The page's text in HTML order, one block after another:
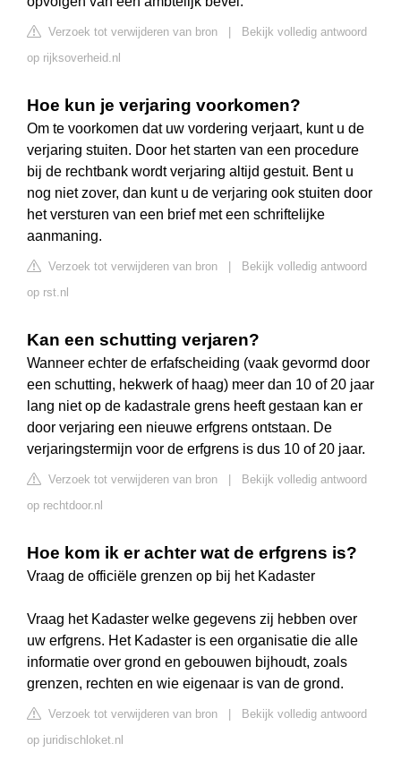
Verzoek tot verwijderen van bron
Bekijk volledig antwoord
op rijksoverheid.nl
Hoe kun je verjaring voorkomen?
Om te voorkomen dat uw vordering verjaart, kunt u de
verjaring stuiten. Door het starten van een procedure
bij de rechtbank wordt verjaring altijd gestuit. Bent u
nog niet zover, dan kunt u de verjaring ook stuiten door
het versturen van een brief met een schriftelijke
aanmaning.
Verzoek tot verwijderen van bron
Bekijk volledig antwoord
op rst.nl
Kan een schutting verjaren?
Wanneer echter de erfafscheiding (vaak gevormd door
een schutting, hekwerk of haag) meer dan 10 of 20 jaar
lang niet op de kadastrale grens heeft gestaan kan er
door verjaring een nieuwe erfgrens ontstaan. De
verjaringstermijn voor de erfgrens is dus 10 of 20 jaar.
Verzoek tot verwijderen van bron
Bekijk volledig antwoord
op rechtdoor.nl
Hoe kom ik er achter wat de erfgrens is?
Vraag de officiële grenzen op bij het Kadaster
Vraag het Kadaster welke gegevens zij hebben over
uw erfgrens. Het Kadaster is een organisatie die alle
informatie over grond en gebouwen bijhoudt, zoals
grenzen, rechten en wie eigenaar is van de grond.
Verzoek tot verwijderen van bron
Bekijk volledig antwoord
op juridischloket.nl